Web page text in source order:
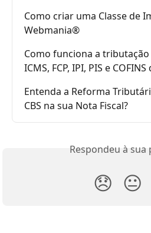
Como criar uma Classe de
Webmania®
Como funciona a
ICMS, FCP, IPI, PIS e
Entenda a Reforma
CBS na sua Nota Fiscal?
Respondeu à sua
😞 😐